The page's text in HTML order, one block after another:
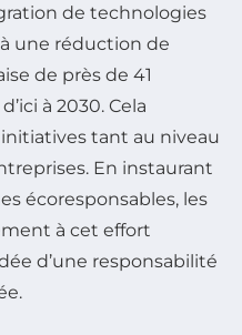
de technologies
une réduction de
de près de 41
à 2030. Cela
tant au niveau
En instaurant
écoresponsables, les
à cet effort
d’une responsabilité